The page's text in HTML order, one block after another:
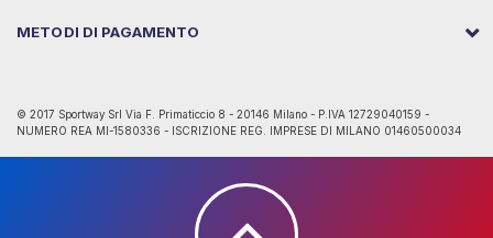
METODI DI PAGAMENTO
© 2017 Sportway Srl Via F. Primaticcio 8 - 20146 Milano - P.IVA 12729040159 -
NUMERO REA MI-1580336 - ISCRIZIONE REG. IMPRESE DI MILANO 01460500034